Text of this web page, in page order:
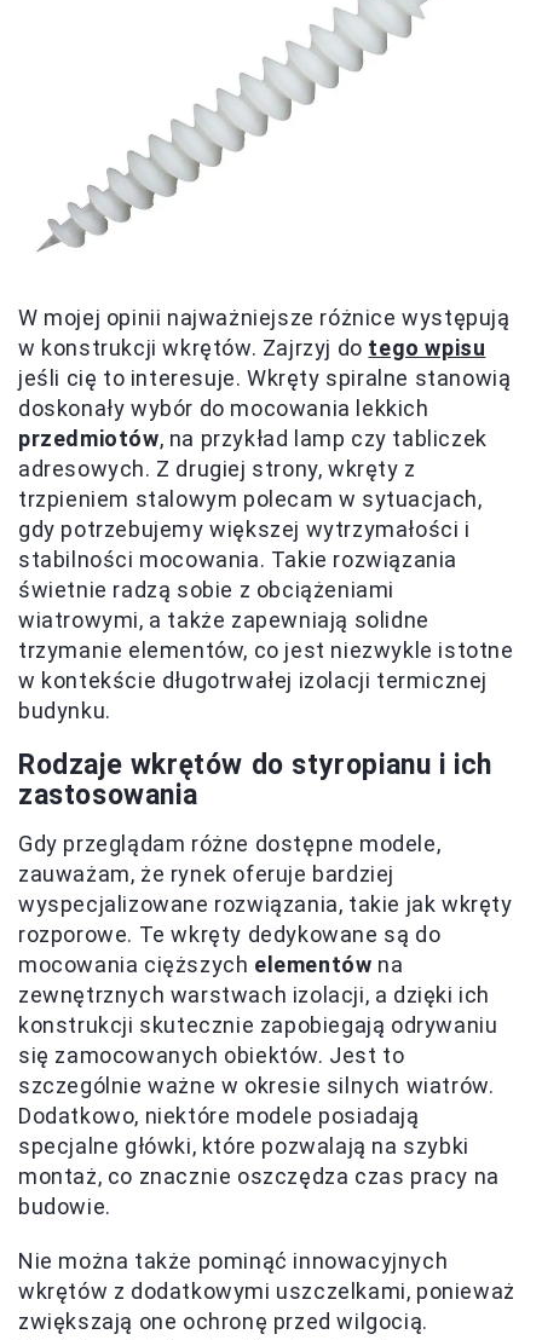
W mojej opinii najważniejsze różnice występują
w konstrukcji wkrętów. Zajrzyj do tego wpisu
jeśli cię to interesuje. Wkręty spiralne stanowią
doskonały wybór do mocowania lekkich
przedmiotów, na przykład lamp czy tabliczek
adresowych. Z drugiej strony, wkręty z
trzpieniem stalowym polecam w sytuacjach,
gdy potrzebujemy większej wytrzymałości i
stabilności mocowania. Takie rozwiązania
świetnie radzą sobie z obciążeniami
wiatrowymi, a także zapewniają solidne
trzymanie elementów, co jest niezwykle istotne
w kontekście długotrwałej izolacji termicznej
budynku.
Rodzaje wkrętów do styropianu i ich
zastosowania
Gdy przeglądam różne dostępne modele,
zauważam, że rynek oferuje bardziej
wyspecjalizowane rozwiązania, takie jak wkręty
rozporowe. Te wkręty dedykowane są do
mocowania cięższych elementów na
zewnętrznych warstwach izolacji, a dzięki ich
konstrukcji skutecznie zapobiegają odrywaniu
się zamocowanych obiektów. Jest to
szczególnie ważne w okresie silnych wiatrów.
Dodatkowo, niektóre modele posiadają
specjalne główki, które pozwalają na szybki
montaż, co znacznie oszczędza czas pracy na
budowie.
Nie można także pominąć innowacyjnych
wkrętów z dodatkowymi uszczelkami, ponieważ
zwiększają one ochronę przed wilgocią.